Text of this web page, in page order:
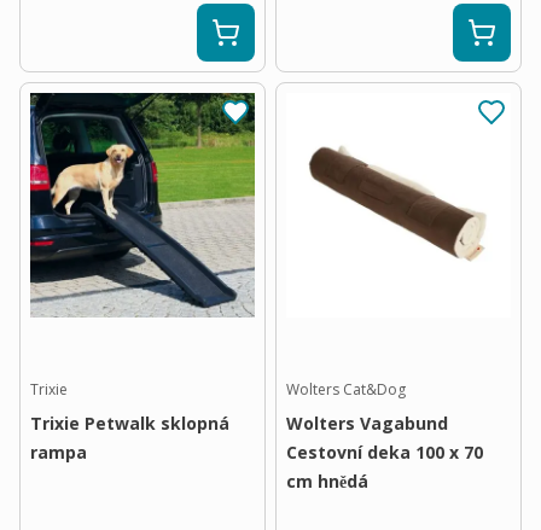
Trixie
Trixie Petwalk sklopná
rampa
Wolters Cat&Dog
Wolters Vagabund
Cestovní deka 100 x 70
cm hnědá